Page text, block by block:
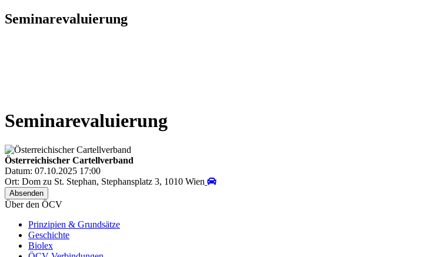
Seminarevaluierung
Seminarevaluierung
Österreichischer Cartellverband
Datum: 07.10.2025 17:00
Ort: Dom zu St. Stephan, Stephansplatz 3, 1010 Wien
Über den ÖCV
Prinzipien & Grundsätze
Geschichte
Biolex